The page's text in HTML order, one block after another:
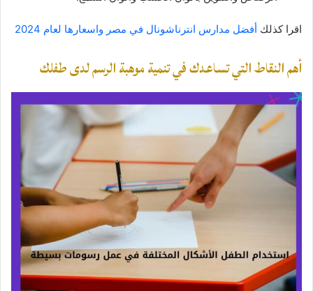
اقرا كذلك أفضل مدارس انترناشونال في مصر واسعارها لعام 2024
أهم النقاط التي تساعدك في تنمية موهبة الرسم لدى طفلك